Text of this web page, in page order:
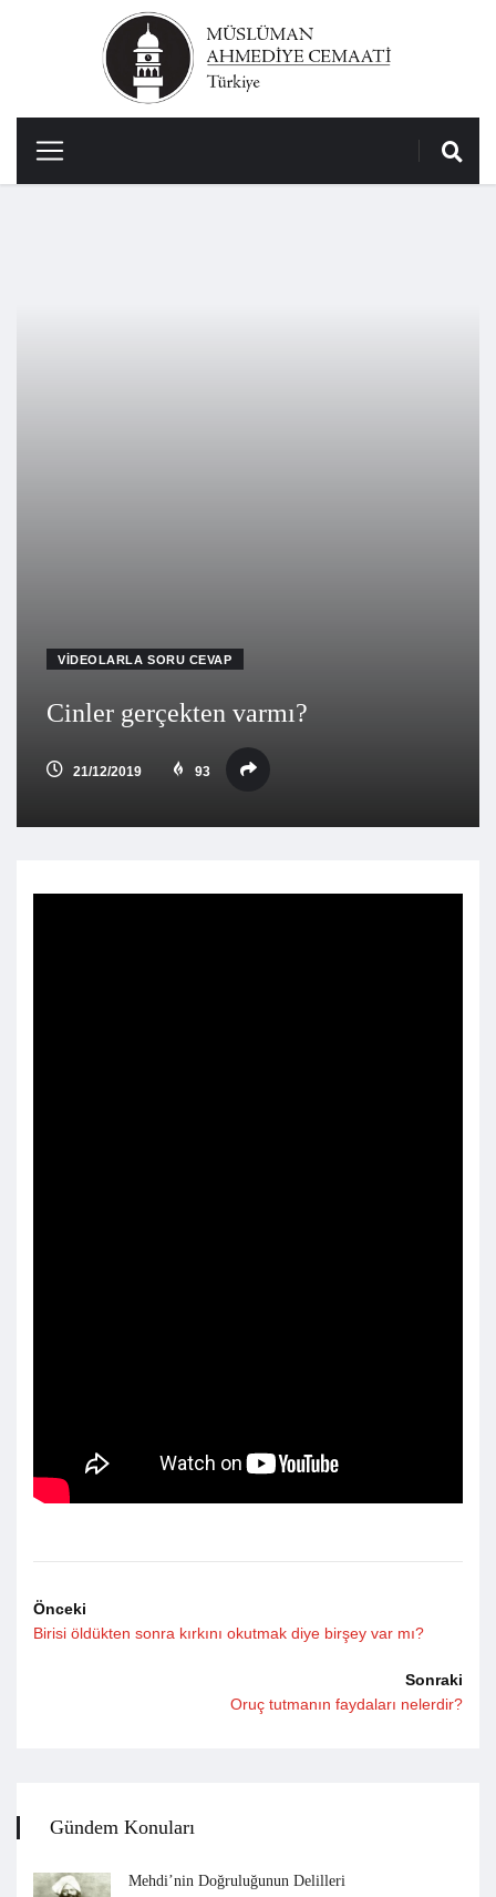
VIDEOLARLA SORU CEVAP
Cinler gerçekten varmı?
21/12/2019 93
Önceki
Birisi öldükten sonra kırkını okutmak diye birşey var mı?
Sonraki
Oruç tutmanın faydaları nelerdir?
Gündem Konuları
Mehdi’nin Doğruluğunun Delilleri